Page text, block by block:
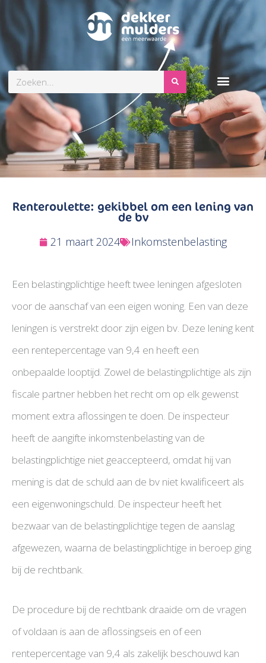
Zoeken
Renteroulette: gekibbel om een lening van
de bv
21 maart 2024 Inkomstenbelasting
Een belastingplichtige heeft twee leningen afgesloten
voor de aanschaf van een eigen woning. Een van deze
leningen is verstrekt door zijn eigen bv. Deze lening kent
een rentepercentage van 9,4 en heeft een
onbepaalde looptijd. Zowel de belastingplichtige als zijn
fiscale partner hebben het recht om op elk gewenst
moment extra aflossingen te doen. De inspecteur
heeft de aangifte inkomstenbelasting van de
belastingplichtige niet geaccepteerd, omdat hij van
mening is dat de schuld aan de bv niet kwalificeert als
een eigenwoningschuld. De inspecteur heeft het
bezwaar van de belastingplichtige tegen de aanslag
afgewezen, waarna de belastingplichtige in beroep ging
bij de rechtbank.
De procedure bij de rechtbank draaide om de vragen
of voldaan is aan de aflossingseis en of een
rentepercentage van 9,4 als zakelijk beschouwd kan